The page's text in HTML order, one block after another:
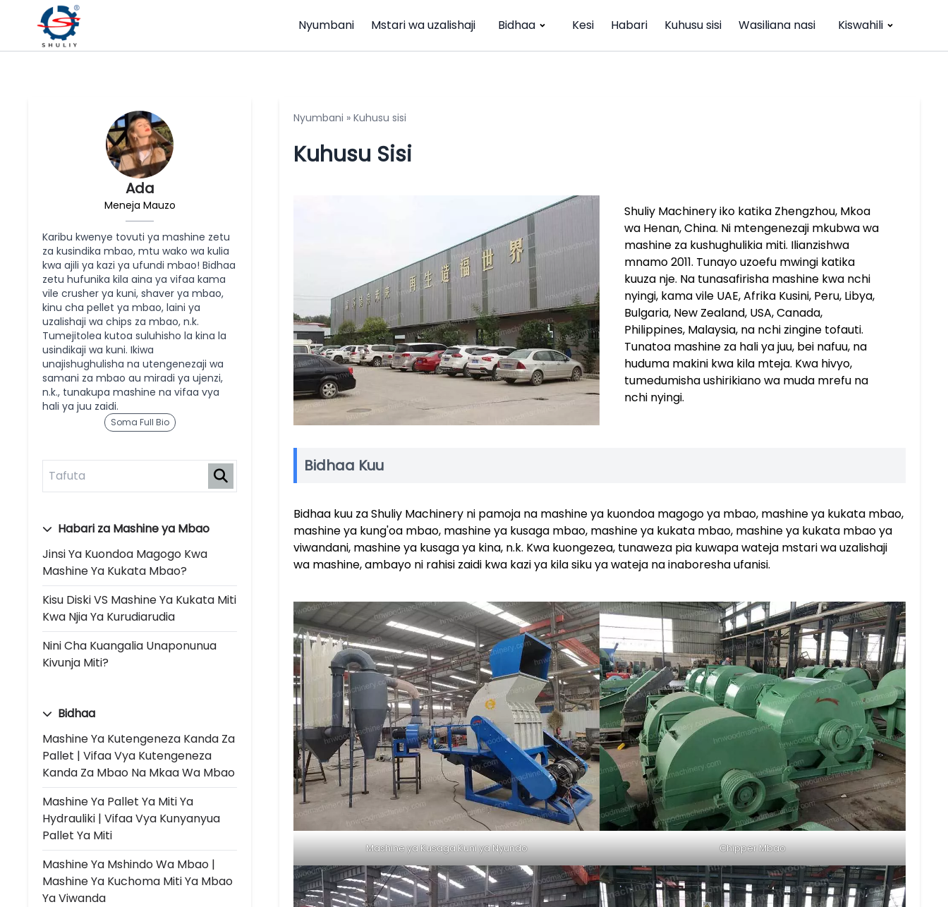
Nyumbani Mstari wa uzalishaji Bidhaa Kesi Habari Kuhusu sisi Wasiliana nasi Kiswahili
Ada
Meneja Mauzo
Karibu kwenye tovuti ya mashine zetu
za kusindika mbao, mtu wako wa kulia
kwa ajili ya kazi ya ufundi mbao! Bidhaa
zetu hufunika kila aina ya vifaa kama
vile crusher ya kuni, shaver ya mbao,
kinu cha pellet ya mbao, laini ya
uzalishaji wa chips za mbao, n.k.
Tumejitolea kutoa suluhisho la kina la
usindikaji wa kuni. Ikiwa
unajishughulisha na utengenezaji wa
samani za mbao au miradi ya ujenzi,
n.k., tunakupa mashine na vifaa vya
hali ya juu zaidi.
Soma Full Bio
Habari za Mashine ya Mbao
Jinsi Ya Kuondoa Magogo Kwa
Mashine Ya Kukata Mbao?
Kisu Diski VS Mashine Ya Kukata Miti
Kwa Njia Ya Kurudiarudia
Nini Cha Kuangalia Unaponunua
Kivunja Miti?
Bidhaa
Mashine Ya Kutengeneza Kanda Za
Pallet | Vifaa Vya Kutengeneza
Kanda Za Mbao Na Mkaa Wa Mbao
Mashine Ya Pallet Ya Miti Ya
Hydrauliki | Vifaa Vya Kunyanyua
Pallet Ya Miti
Mashine Ya Mshindo Wa Mbao |
Mashine Ya Kuchoma Miti Ya Mbao
Ya Viwanda
Nyumbani » Kuhusu sisi
Kuhusu Sisi
Shuliy Machinery iko katika Zhengzhou, Mkoa
wa Henan, China. Ni mtengenezaji mkubwa wa
mashine za kushughulikia miti. Ilianzishwa
mnamo 2011. Tunayo uzoefu mwingi katika
kuuza nje. Na tunasafirisha mashine kwa nchi
nyingi, kama vile UAE, Afrika Kusini, Peru, Libya,
Bulgaria, New Zealand, USA, Canada,
Philippines, Malaysia, na nchi zingine tofauti.
Tunatoa mashine za hali ya juu, bei nafuu, na
huduma makini kwa kila mteja. Kwa hivyo,
tumedumisha ushirikiano wa muda mrefu na
nchi nyingi.
Bidhaa Kuu
Bidhaa kuu za Shuliy Machinery ni pamoja na mashine ya kuondoa magogo ya mbao, mashine ya kukata mbao,
mashine ya kung'oa mbao, mashine ya kusaga mbao, mashine ya kukata mbao, mashine ya kukata mbao ya
viwandani, mashine ya kusaga ya kina, n.k. Kwa kuongezea, tunaweza pia kuwapa wateja mstari wa uzalishaji
wa mashine, ambayo ni rahisi zaidi kwa kazi ya kila siku ya wateja na inaboresha ufanisi.
Mashine ya Kusaga Kuni ya Nyundo Chipper Mbao